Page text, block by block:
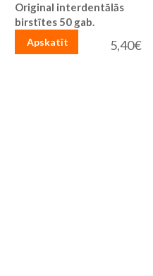
Original interdentālās
birstītes 50 gab.
5,40€
Apskatīt